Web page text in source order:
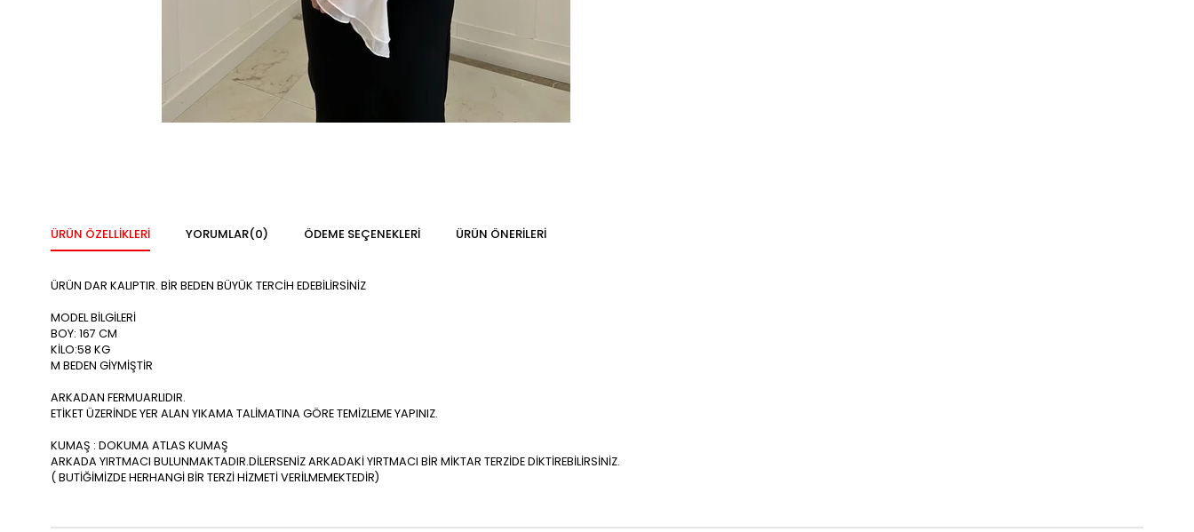
ÜRÜN ÖZELLIKLERI YORUMLAR(0) ÖDEME SEÇENEKLERI ÜRÜN ÖNERILERI
ÜRÜN DAR KALIPTIR. BİR BEDEN BÜYÜK TERCİH EDEBİLİRSİNİZ
MODEL BİLGİLERİ
BOY: 167 CM
KİLO:58 KG
M BEDEN GİYMİŞTİR
ARKADAN FERMUARLIDIR.
ETİKET ÜZERİNDE YER ALAN YIKAMA TALİMATINA GÖRE TEMİZLEME YAPINIZ.
KUMAŞ : DOKUMA ATLAS KUMAŞ
ARKADA YIRTMACI BULUNMAKTADIR.DİLERSENİZ ARKADAKİ YIRTMACI BİR MİKTAR TERZİDE DİKTİREBİLİRSİNİZ.
( BUTİĞİMİZDE HERHANGİ BİR TERZİ HİZMETİ VERİLMEMEKTEDİR)